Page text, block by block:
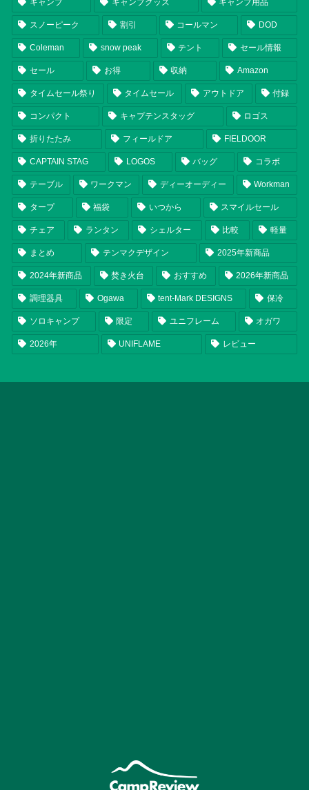
キャンプ キャンプグッズ キャンプ用品
スノーピーク 割引 コールマン DOD
Coleman snow peak テント セール情報
セール お得 収納 Amazon
タイムセール祭り タイムセール アウトドア 付録
コンパクト キャプテンスタッグ ロゴス
折りたたみ フィールドア FIELDOOR
CAPTAIN STAG LOGOS バッグ コラボ
テーブル ワークマン ディーオーディー Workman
タープ 福袋 いつから スマイルセール
チェア ランタン シェルター 比較 軽量
まとめ テンマクデザイン 2025年新商品
2024年新商品 焚き火台 おすすめ 2026年新商品
調理器具 Ogawa tent-Mark DESIGNS 保冷
ソロキャンプ 限定 ユニフレーム オガワ
2026年 UNIFLAME レビュー